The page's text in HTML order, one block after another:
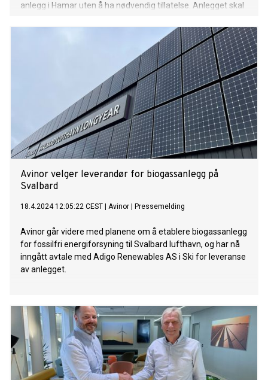
anlegg i Hamar uten å ha nødvendig tillatelse. Anlegget skal
kundene. NVE vil fremover skjerpe tilsynet med ulovlig
Avinor velger leverandør for biogassanlegg på
Svalbard
18.4.2024 12:05:22 CEST Avinor Pressemelding
Avinor går videre med planene om å etablere biogassanlegg
for fossilfri energiforsyning til Svalbard lufthavn, og har nå
inngått avtale med Adigo Renewables AS i Ski for leveranse
av anlegget.